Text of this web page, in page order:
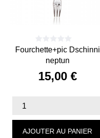
Fourchette+pic Dschinni
neptun
15,00 €
AJOUTER AU PANIER